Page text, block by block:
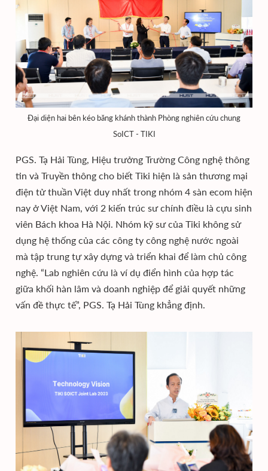
Đại diện hai bên kéo băng khánh thành Phòng nghiên cứu chung
SoICT - TIKI
PGS. Tạ Hải Tùng, Hiệu trưởng Trường Công nghệ thông
tin và Truyền thông cho biết Tiki hiện là sản thương mại
điện tử thuần Việt duy nhất trong nhóm 4 sàn ecom hiện
nay ở Việt Nam, với 2 kiến trúc sư chính điều là cựu sinh
viên Bách khoa Hà Nội. Nhóm kỹ sư của Tiki không sử
dụng hệ thống của các công ty công nghệ nước ngoài
mà tập trung tự xây dựng và triển khai để làm chủ công
nghệ. “Lab nghiên cứu là ví dụ điển hình của hợp tác
giữa khối hàn lâm và doanh nghiệp để giải quyết những
vấn đề thực tế”, PGS. Tạ Hải Tùng khẳng định.